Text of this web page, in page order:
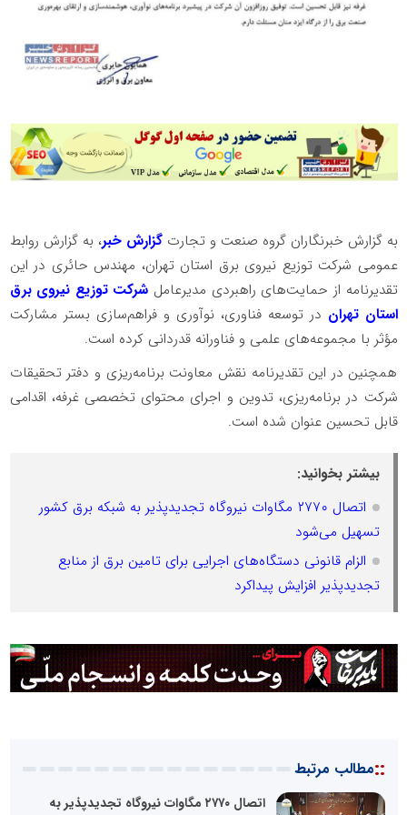
به گزارش خبرنگاران گروه صنعت و تجارتگزارش خبر، ️به گزارش روابط
عمومی شرکت توزیع نیروی برق استان تهران، مهندس حائری در این
تقدیرنامه از حمایت‌های راهبردی مدیرعامل شرکت توزیع نیروی برق
استان تهران در توسعه فناوری، نوآوری و فراهم‌سازی بستر مشارکت
مؤثر با مجموعه‌های علمی و فناورانه قدردانی کرده است.
همچنین در این تقدیرنامه نقش معاونت برنامه‌ریزی و دفتر تحقیقات
شرکت در برنامه‌ریزی، تدوین و اجرای محتوای تخصصی غرفه، اقدامی
قابل تحسین عنوان شده است.
بیشتر بخوانید:
اتصال ۲۷۷۰ مگاوات نیروگاه تجدیدپذیر به شبکه برق کشور
تسهیل می‌شود
الزام قانونی دستگاه‌های اجرایی برای تامین برق از منابع
تجدیدپذیر افزایش پیداکرد
::مطالب مرتبط
اتصال ۲۷۷۰ مگاوات نیروگاه تجدیدپذیر به